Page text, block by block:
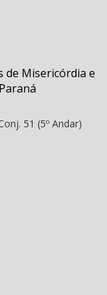
de Misericórdia e
51 (5º Andar)